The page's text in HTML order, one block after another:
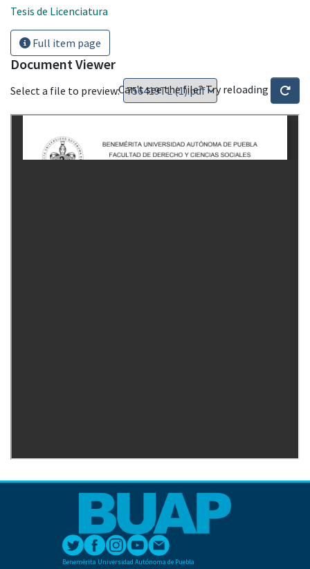
Tesis de Licenciatura
Full item page
Document Viewer
Select a file to preview:Can't see the file? Try reloading
Benemérita Universidad Autónoma de Puebla